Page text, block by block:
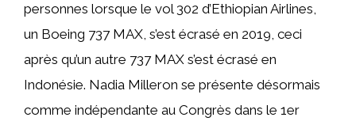
personnes lorsque le vol 302 d’Ethiopian Airlines,
un Boeing 737 MAX, s’est écrasé en 2019, ceci
après qu’un autre 737 MAX s’est écrasé en
Indonésie. Nadia Milleron se présente désormais
comme indépendante au Congrès dans le 1er